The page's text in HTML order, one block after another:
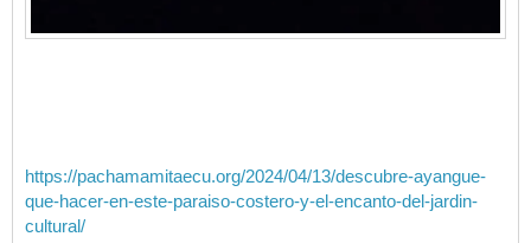
https://pachamamitaecu.org/2024/04/13/descubre-ayangue-
que-hacer-en-este-paraiso-costero-y-el-encanto-del-jardin-
cultural/